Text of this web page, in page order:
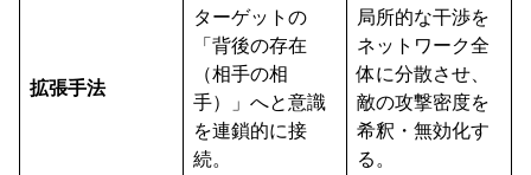
拡張手法
ターゲットの
「背後の存在
（相手の相
手）」へと意識
を連鎖的に接
続。
局所的な干渉を
ネットワーク全
体に分散させ、
敵の攻撃密度を
希釈・無効化す
る。